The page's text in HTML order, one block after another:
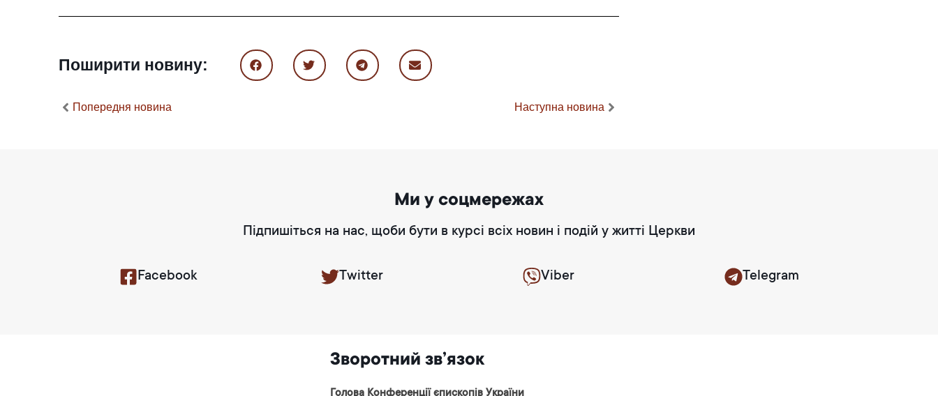
Поширити новину:
Попередня новина Наступна новина
Ми у соцмережах
Підпишіться на нас, щоби бути в курсі всіх новин і подій у житті Церкви
Facebook Twitter Viber Telegram
Зворотний зв’язок
Голова Конференції єпископів України